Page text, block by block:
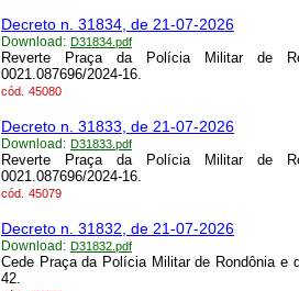
Decreto n. 31834, de 21-07-2026
Download: D31834.pdf
Reverte Praça da Polícia Militar de
0021.087696/2024-16.
cód. 45080
Decreto n. 31833, de 21-07-2026
Download: D31833.pdf
Reverte Praça da Polícia Militar de
0021.087696/2024-16.
cód. 45079
Decreto n. 31832, de 21-07-2026
Download: D31832.pdf
Cede Praça da Polícia Militar de Rondônia e
42.